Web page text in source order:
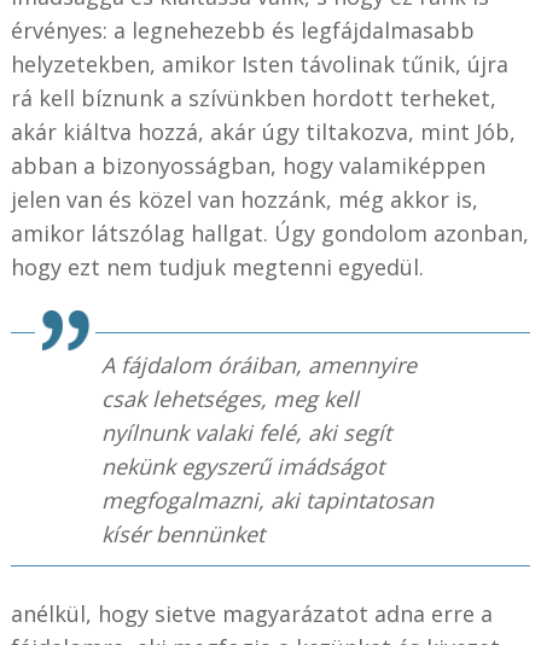
érvényes: a legnehezebb és legfájdalmasabb
helyzetekben, amikor Isten távolinak tűnik, újra
rá kell bíznunk a szívünkben hordott terheket,
akár kiáltva hozzá, akár úgy tiltakozva, mint Jób,
abban a bizonyosságban, hogy valamiképpen
jelen van és közel van hozzánk, még akkor is,
amikor látszólag hallgat. Úgy gondolom azonban,
hogy ezt nem tudjuk megtenni egyedül.
A fájdalom óráiban, amennyire
csak lehetséges, meg kell
nyílnunk valaki felé, aki segít
nekünk egyszerű imádságot
megfogalmazni, aki tapintatosan
kísér bennünket
anélkül, hogy sietve magyarázatot adna erre a